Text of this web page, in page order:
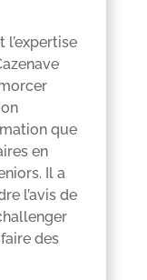
l’expertise
que
en
Il a
l’avis de
des